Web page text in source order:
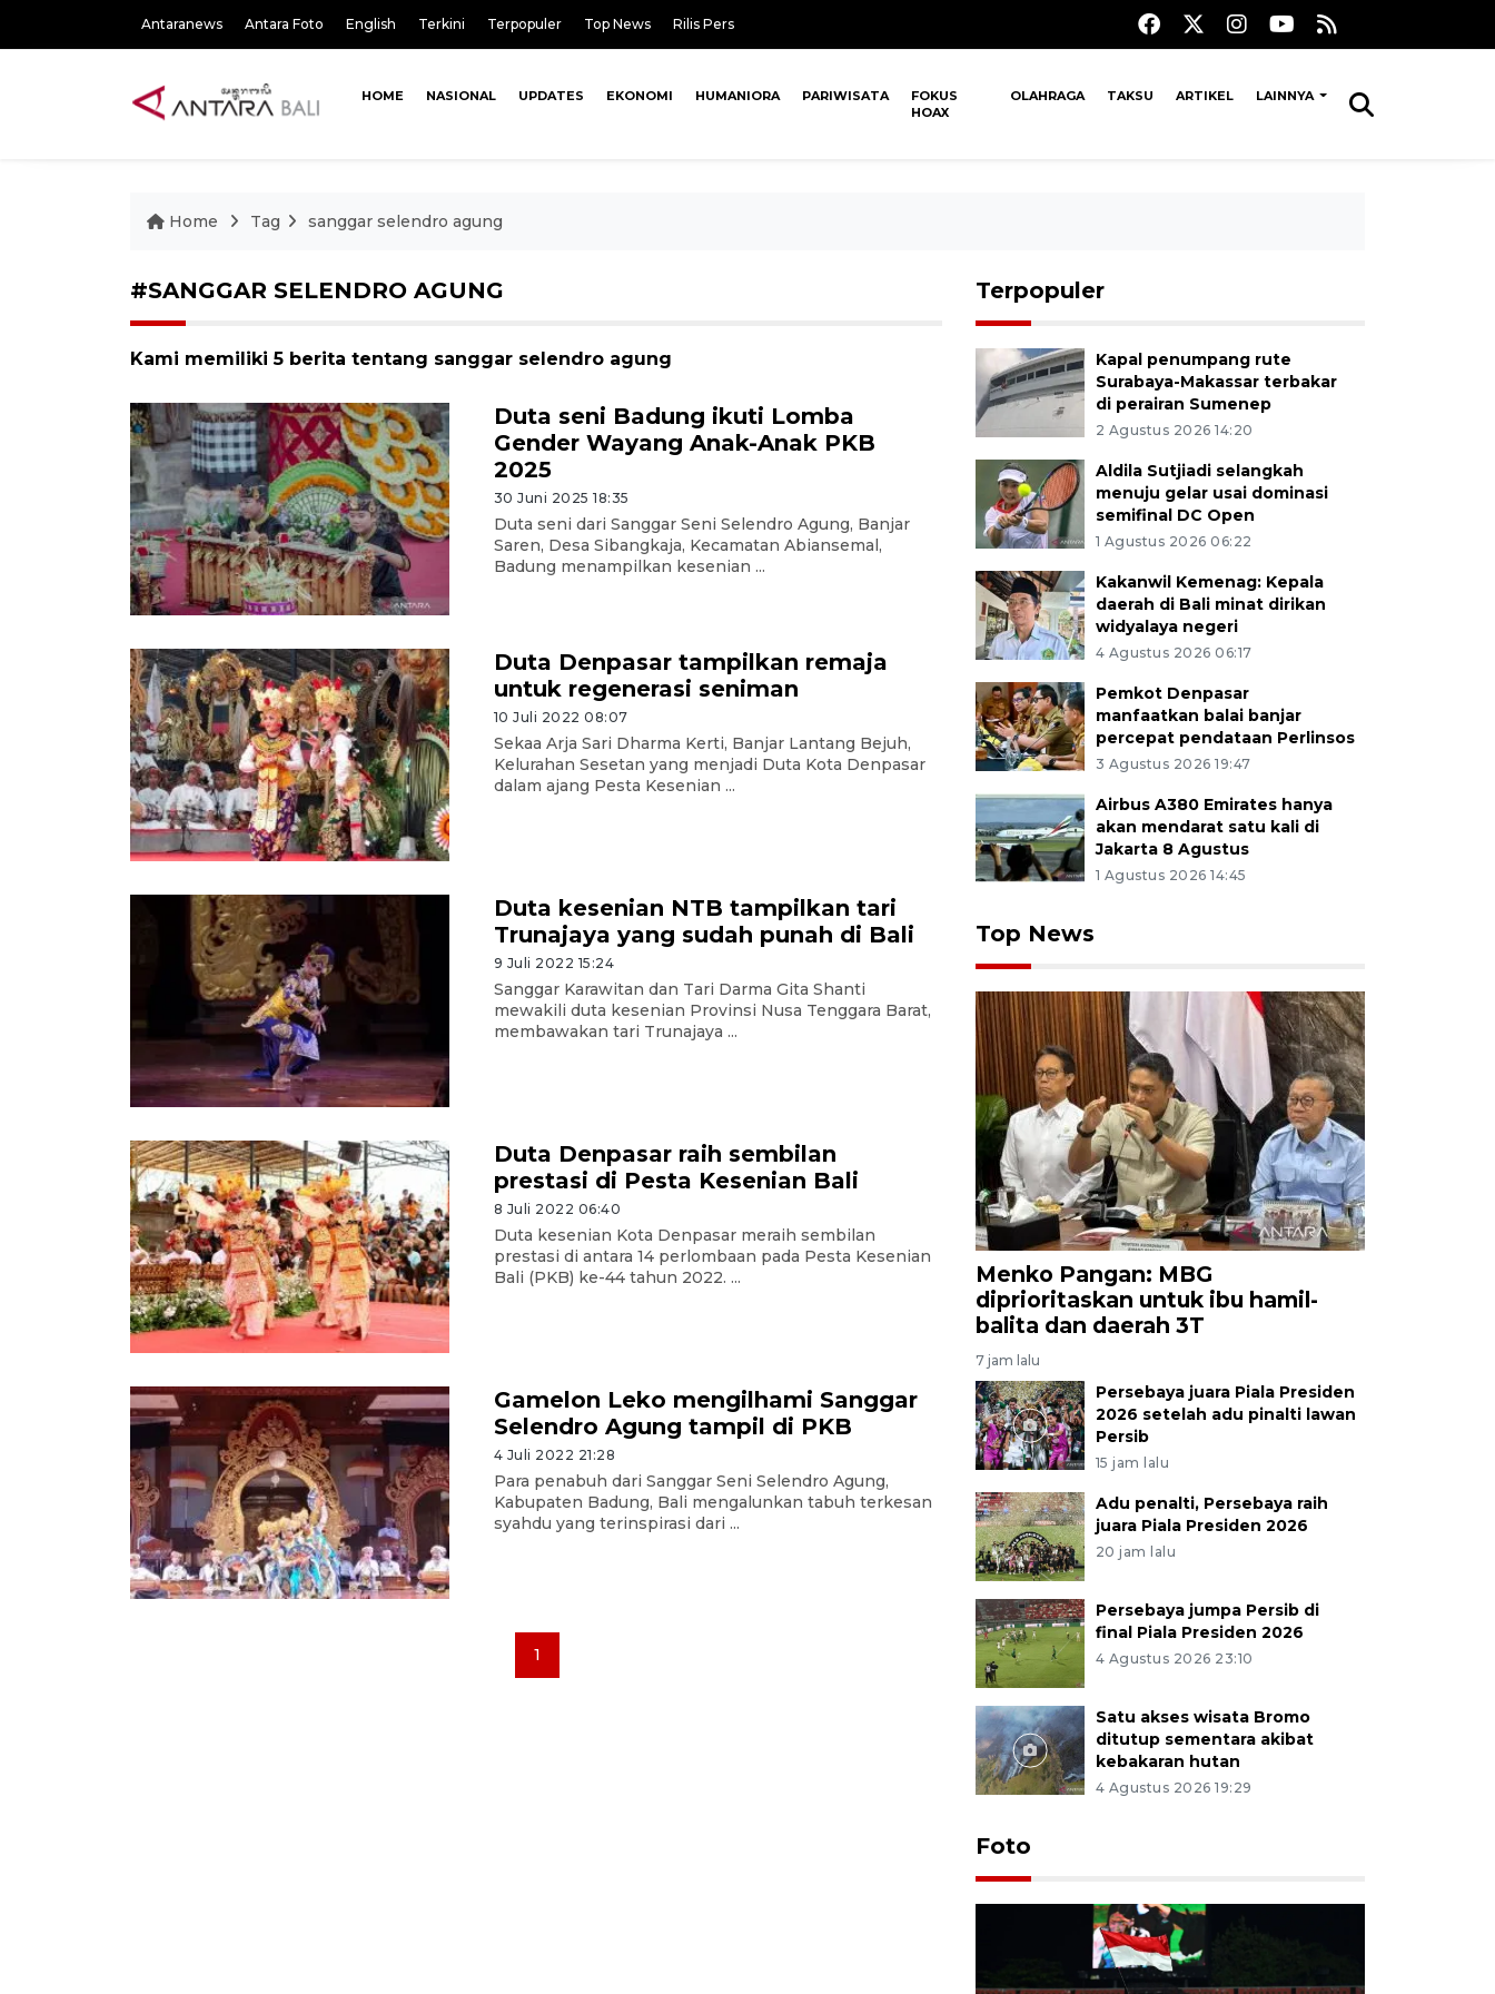
Antaranews Antara Foto English Terkini Terpopuler Top News Rilis Pers
HOME NASIONAL UPDATES EKONOMI HUMANIORA PARIWISATA
FOKUS
HOAX
OLAHRAGA TAKSU ARTIKEL LAINNYA
Home Tag sanggar selendro agung
#SANGGAR SELENDRO AGUNG
Kami memiliki 5 berita tentang sanggar selendro agung
Duta seni Badung ikuti Lomba
Gender Wayang Anak-Anak PKB
2025
30 Juni 2025 18:35
Duta seni dari Sanggar Seni Selendro Agung, Banjar
Saren, Desa Sibangkaja, Kecamatan Abiansemal,
Badung menampilkan kesenian ...
Duta Denpasar tampilkan remaja
untuk regenerasi seniman
10 Juli 2022 08:07
Sekaa Arja Sari Dharma Kerti, Banjar Lantang Bejuh,
Kelurahan Sesetan yang menjadi Duta Kota Denpasar
dalam ajang Pesta Kesenian ...
Duta kesenian NTB tampilkan tari
Trunajaya yang sudah punah di Bali
9 Juli 2022 15:24
Sanggar Karawitan dan Tari Darma Gita Shanti
mewakili duta kesenian Provinsi Nusa Tenggara Barat,
membawakan tari Trunajaya ...
Duta Denpasar raih sembilan
prestasi di Pesta Kesenian Bali
8 Juli 2022 06:40
Duta kesenian Kota Denpasar meraih sembilan
prestasi di antara 14 perlombaan pada Pesta Kesenian
Bali (PKB) ke-44 tahun 2022. ...
Gamelon Leko mengilhami Sanggar
Selendro Agung tampil di PKB
4 Juli 2022 21:28
Para penabuh dari Sanggar Seni Selendro Agung,
Kabupaten Badung, Bali mengalunkan tabuh terkesan
syahdu yang terinspirasi dari ...
1
Terpopuler
Kapal penumpang rute
Surabaya-Makassar terbakar
di perairan Sumenep
2 Agustus 2026 14:20
Aldila Sutjiadi selangkah
menuju gelar usai dominasi
semifinal DC Open
1 Agustus 2026 06:22
Kakanwil Kemenag: Kepala
daerah di Bali minat dirikan
widyalaya negeri
4 Agustus 2026 06:17
Pemkot Denpasar
manfaatkan balai banjar
percepat pendataan Perlinsos
3 Agustus 2026 19:47
Airbus A380 Emirates hanya
akan mendarat satu kali di
Jakarta 8 Agustus
1 Agustus 2026 14:45
Top News
Menko Pangan: MBG
diprioritaskan untuk ibu hamil-
balita dan daerah 3T
7 jam lalu
Persebaya juara Piala Presiden
2026 setelah adu pinalti lawan
Persib
15 jam lalu
Adu penalti, Persebaya raih
juara Piala Presiden 2026
20 jam lalu
Persebaya jumpa Persib di
final Piala Presiden 2026
4 Agustus 2026 23:10
Satu akses wisata Bromo
ditutup sementara akibat
kebakaran hutan
4 Agustus 2026 19:29
Foto